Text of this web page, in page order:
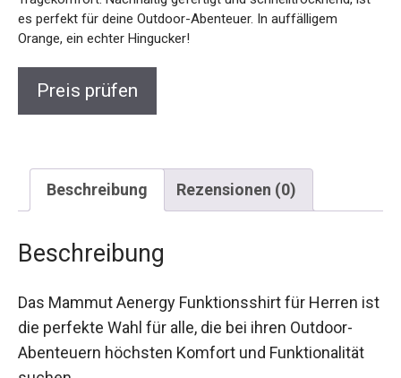
atmungsaktiven Tragekomfort. Nachhaltig gefertigt und
schnelltrocknend, ist es perfekt für deine Outdoor-
Abenteuer. In auffälligem Orange, ein echter Hingucker!
Preis prüfen
Beschreibung Rezensionen (0)
Beschreibung
Das Mammut Aenergy Funktionsshirt für Herren
ist die perfekte Wahl für alle, die bei ihren
Outdoor-Abenteuern höchsten Komfort und